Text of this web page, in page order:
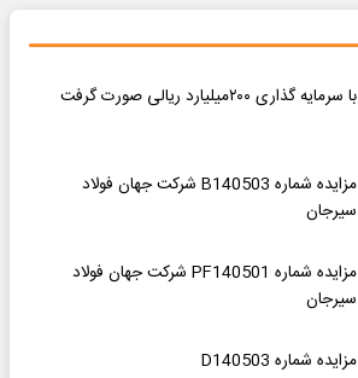
با سرمایه گذاری ۲۰۰میلیارد ریالی صورت گرفت
مزایده شماره B140503 شرکت جهان فولاد
سیرجان
مزایده شماره PF140501 شرکت جهان فولاد
سیرجان
مزایده شماره D140503